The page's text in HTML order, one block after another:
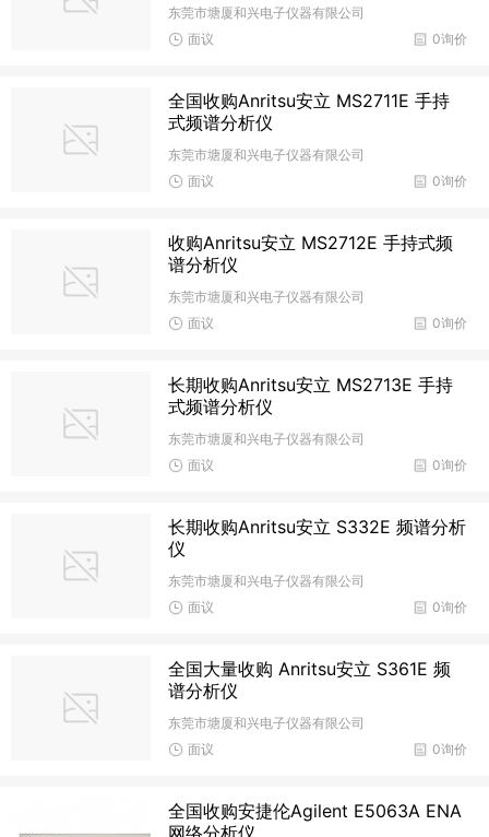
东莞市塘厦和兴电子仪器有限公司
0询价
面议
全国收购Anritsu安立 MS2711E 手持
式频谱分析仪
东莞市塘厦和兴电子仪器有限公司
0询价
面议
收购Anritsu安立 MS2712E 手持式频
谱分析仪
东莞市塘厦和兴电子仪器有限公司
0询价
面议
长期收购Anritsu安立 MS2713E 手持
式频谱分析仪
东莞市塘厦和兴电子仪器有限公司
0询价
面议
长期收购Anritsu安立 S332E 频谱分析
仪
东莞市塘厦和兴电子仪器有限公司
0询价
面议
全国大量收购 Anritsu安立 S361E 频
谱分析仪
东莞市塘厦和兴电子仪器有限公司
0询价
面议
全国收购安捷伦Agilent E5063A ENA
网络分析仪